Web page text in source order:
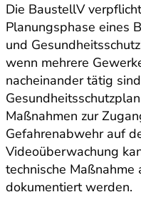
Die BaustellV
Planungsphase eines
und
wenn mehrere
nacheinander tätig
Maßnahmen zur
Gefahrenabwehr auf
Videoüberwachung
technische Maßnahme
dokumentiert werden.